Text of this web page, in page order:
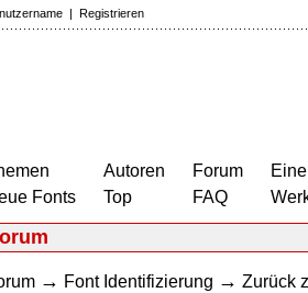
| Registrieren
Fonts
Autoren
Top
Forum
FAQ
→ Font Identifizierung → Zurück